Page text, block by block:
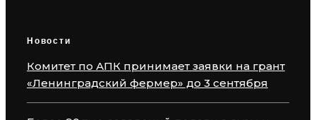
Новости
Комитет по АПК принимает заявки на грант
«Ленинградский фермер» до 3 сентября